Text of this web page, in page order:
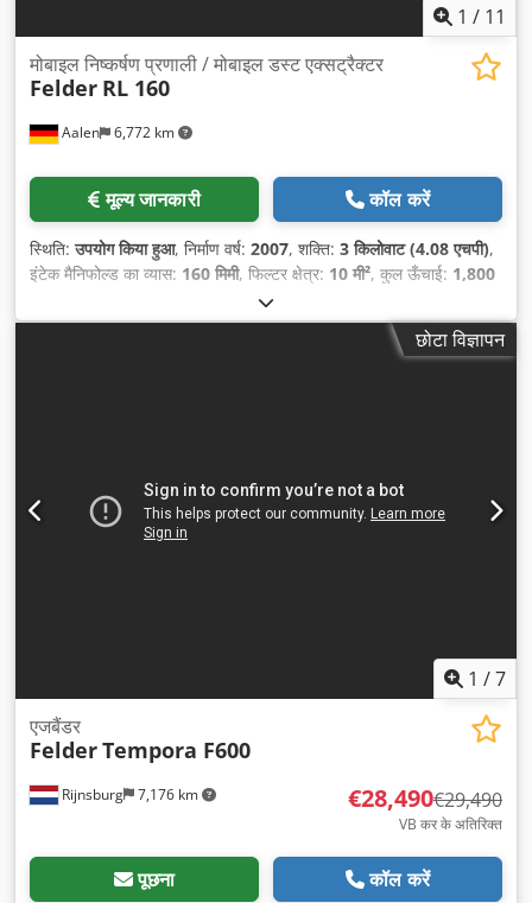
1 / 11
Aalen 6,772 km
मोबाइल निष्कर्षण प्रणाली / मोबाइल डस्ट एक्सट्रैक्टर
Felder RL 160
मूल्य जानकारी कॉल करें
स्थिति:उपयोग किया हुआ, निर्माण वर्ष: 2007, शक्ति: 3 किलोवाट (4.08 एचपी),
इंटेक मैनिफोल्ड का व्यास: 160 मिमी, फिल्टर क्षेत्र: 10 मी², कुल ऊँचाई: 1,800
, कुल चौड़ाई:
उपकरण:सीई चिह्नांकन,
छोटा विज्ञापन
1 /7
Rijnsburg 7,176 km
एजबैंडर
FelderTempora F600
€28,490€29,490
VB कर के अतिरिक्त
पूछना कॉल करें